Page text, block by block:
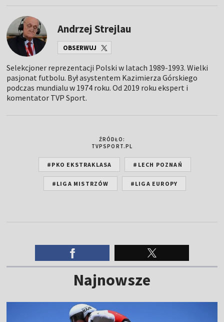
Andrzej Strejlau
OBSERWUJ
Selekcjoner reprezentacji Polski w latach 1989-1993. Wielki
pasjonat futbolu. Był asystentem Kazimierza Górskiego
podczas mundialu w 1974 roku. Od 2019 roku ekspert i
komentator TVP Sport.
ŹRÓDŁO:
TVPSPORT.PL
#PKO EKSTRAKLASA #LECH POZNAŃ
#LIGA MISTRZÓW #LIGA EUROPY
Najnowsze